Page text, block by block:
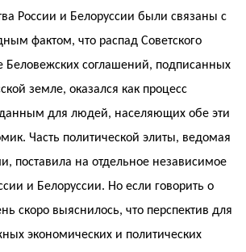
России и Белоруссии были связаны с
фактом, что распад Советского
Беловежских соглашений, подписанных
земле, оказался как процесс
для людей, населяющих обе эти
Часть политической элиты, ведомая
поставила на отдельное независимое
и Белоруссии. Но если говорить о
скоро выяснилось, что перспектив для
экономических и политических